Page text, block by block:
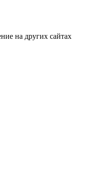
на других сайтах